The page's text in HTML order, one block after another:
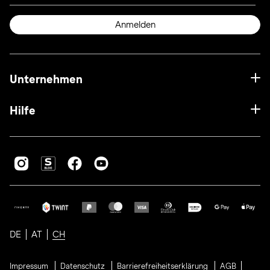
Anmelden
Unternehmen
Hilfe
DE AT CH
Impressum Datenschutz Barrierefreiheitserklärung AGB